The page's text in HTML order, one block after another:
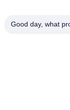
Good day, what